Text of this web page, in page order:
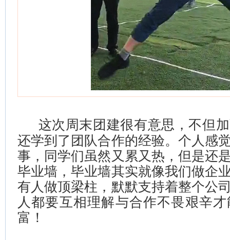
这次周末团建很有意思，不但
还学到了团队合作的经验。个人感
事，同学们虽然又累又热，但是还
毕业墙，毕业墙其实就像我们做企
有人做顶梁柱，默默支持着整个公
人都要互相理解与合作不畏艰辛
富！